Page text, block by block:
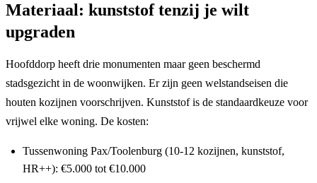
Materiaal: kunststof tenzij je wilt
upgraden
Hoofddorp heeft drie monumenten maar geen beschermd
stadsgezicht in de woonwijken. Er zijn geen welstandseisen die
houten kozijnen voorschrijven. Kunststof is de standaardkeuze voor
vrijwel elke woning. De kosten:
Tussenwoning Pax/Toolenburg (10-12 kozijnen, kunststof,
HR++): €5.000 tot €10.000